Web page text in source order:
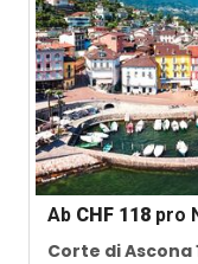
Ab CHF 118 pro
Corte di Ascona